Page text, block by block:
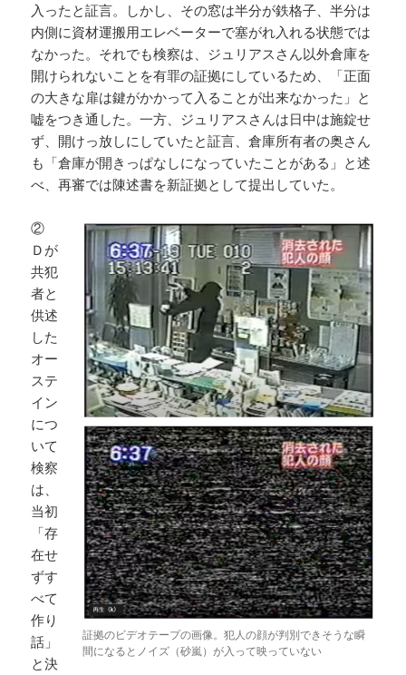
入ったと証言。しかし、その窓は半分が鉄格子、半分は
内側に資材運搬用エレベーターで塞がれ入れる状態では
なかった。それでも検察は、ジュリアスさん以外倉庫を
開けられないことを有罪の証拠にしているため、「正面
の大きな扉は鍵がかかって入ることが出来なかった」と
嘘をつき通した。一方、ジュリアスさんは日中は施錠せ
ず、開けっ放しにしていたと証言、倉庫所有者の奥さん
も「倉庫が開きっぱなしになっていたことがある」と述
べ、再審では陳述書を新証拠として提出していた。
証拠のビデオテープの画像。犯人の顔が判別できそうな瞬
間になるとノイズ（砂嵐）が入って映っていない
②
Ｄが
共犯
者と
供述
した
オー
ステ
イン
につ
いて
検察
は、
当初
「存
在せ
ずす
べて
作り
話」
と決